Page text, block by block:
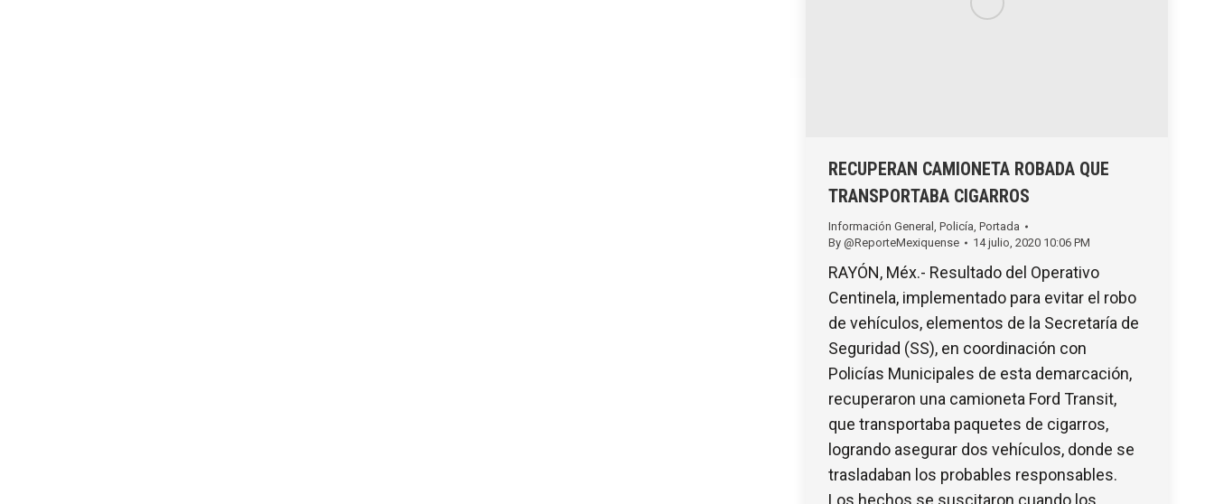
RECUPERAN CAMIONETA ROBADA QUE
TRANSPORTABA CIGARROS
Información General Policía Portada
By @ReporteMexiquense 14 julio, 2020 10:06 PM
RAYÓN, Méx.- Resultado del Operativo
Centinela, implementado para evitar el robo
de vehículos, elementos de la Secretaría de
Seguridad (SS), en coordinación con
Policías Municipales de esta demarcación,
recuperaron una camioneta Ford Transit,
que transportaba paquetes de cigarros,
logrando asegurar dos vehículos, donde se
trasladaban los probables responsables.
Los hechos se suscitaron cuando los